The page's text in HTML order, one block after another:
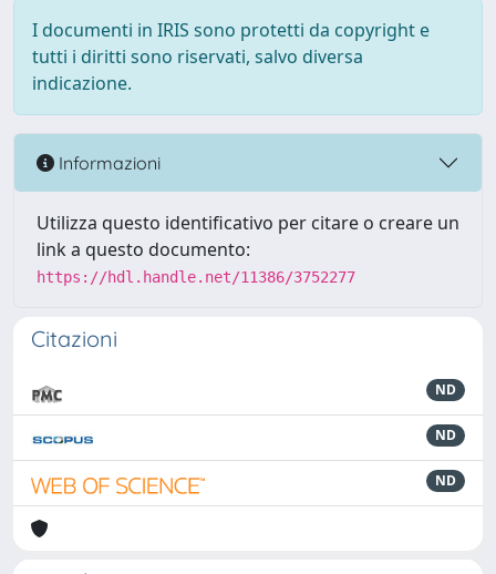
I documenti in IRIS sono protetti da copyright e
tutti i diritti sono riservati, salvo diversa
indicazione.
Informazioni
Utilizza questo identificativo per citare o creare un
link a questo documento:
https://hdl.handle.net/11386/3752277
Citazioni
ND
ND
ND